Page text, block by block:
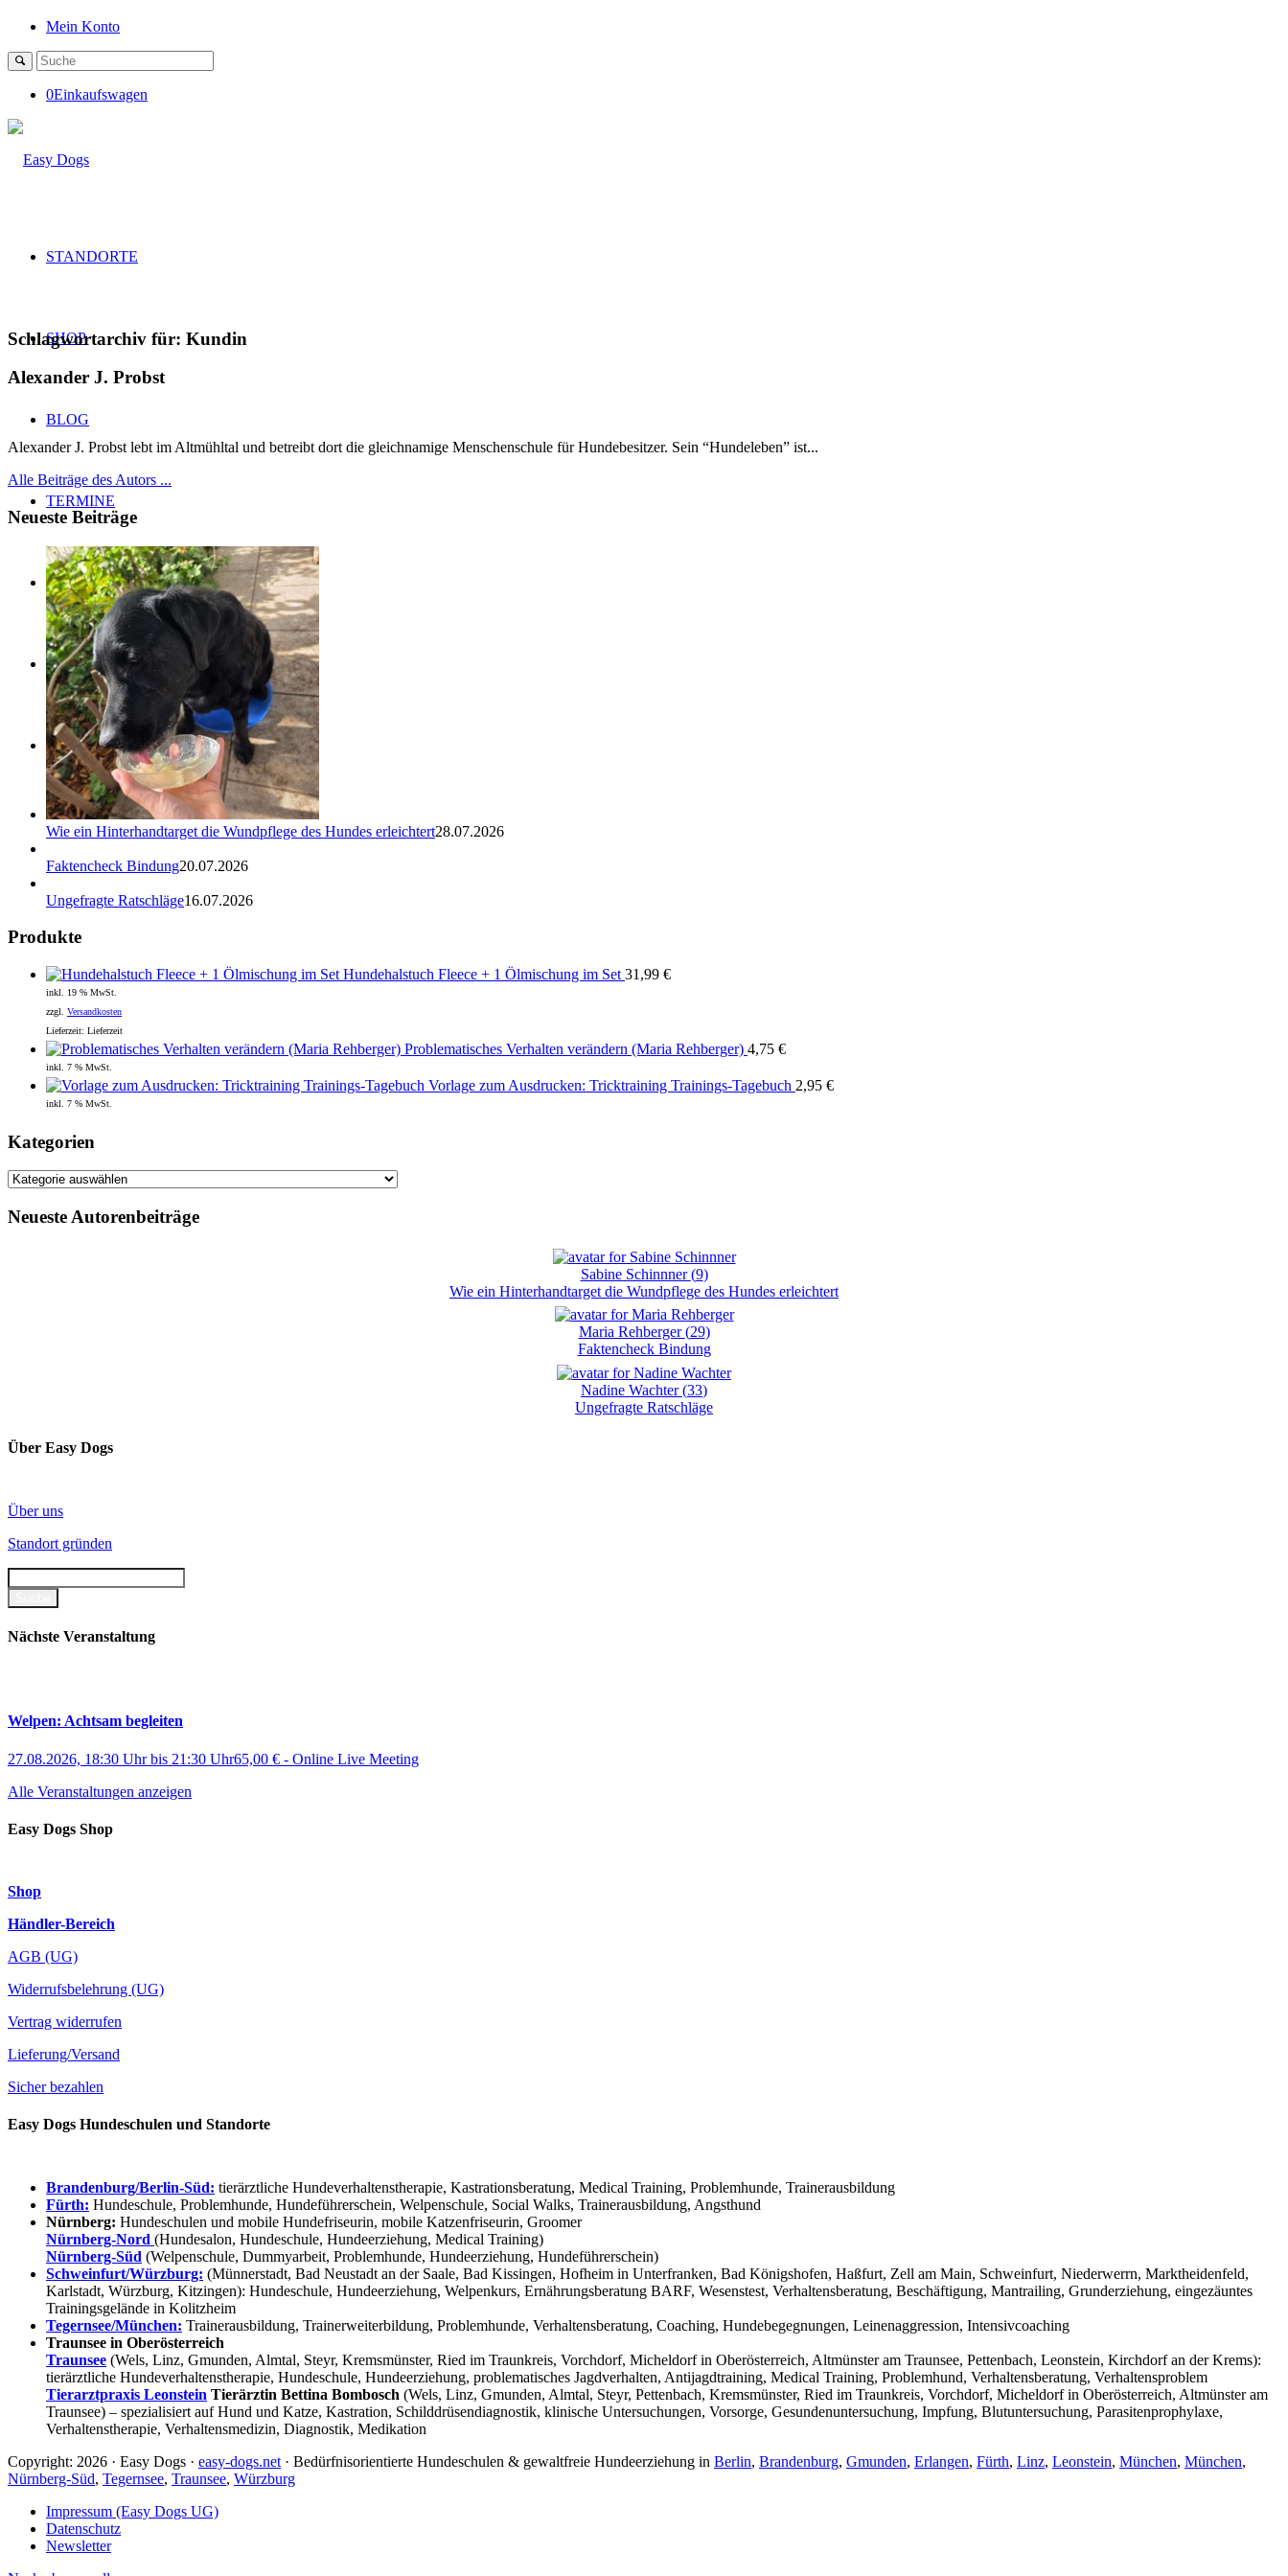
Mein Konto
0Einkaufswagen
STANDORTE
SHOP
BLOG
TERMINE
ÜBER UNS
Suche
Menü Menü
Schlagwortarchiv für: Kundin
Alexander J. Probst
Alexander J. Probst lebt im Altmühltal und betreibt dort die gleichnamige Menschenschule für Hundebesitzer. Sein “Hundeleben” ist...
Alle Beiträge des Autors ...
Neueste Beiträge
Wie ein Hinterhandtarget die Wundpflege des Hundes erleichtert28.07.2026
Faktencheck Bindung20.07.2026
Ungefragte Ratschläge16.07.2026
Produkte
Hundehalstuch Fleece + 1 Ölmischung im Set 31,99 €
inkl. 19 % MwSt.
zzgl. Versandkosten
Lieferzeit: Lieferzeit
Problematisches Verhalten verändern (Maria Rehberger) 4,75 €
inkl. 7 % MwSt.
Vorlage zum Ausdrucken: Tricktraining Trainings-Tagebuch 2,95 €
inkl. 7 % MwSt.
Kategorien
Kategorien
Neueste Autorenbeiträge
Sabine Schinnner(9)
Wie ein Hinterhandtarget die Wundpflege des Hundes erleichtert
Maria Rehberger(29)
Faktencheck Bindung
Nadine Wachter(33)
Ungefragte Ratschläge
Über Easy Dogs
Über uns
Standort gründen
Nächste Veranstaltung
Welpen: Achtsam begleiten
27.08.2026, 18:30 Uhrbis 21:30 Uhr65,00 € - Online Live Meeting
Alle Veranstaltungen anzeigen
Easy Dogs Shop
Shop
Händler-Bereich
AGB (UG)
Widerrufsbelehrung (UG)
Vertrag widerrufen
Lieferung/Versand
Sicher bezahlen
Easy Dogs Hundeschulen und Standorte
Brandenburg/Berlin-Süd: tierärztliche Hundeverhaltenstherapie, Kastrationsberatung, Medical Training, Problemhunde, Trainerausbildung
Fürth: Hundeschule, Problemhunde, Hundeführerschein, Welpenschule, Social Walks, Trainerausbildung, Angsthund
Nürnberg: Hundeschulen und mobile Hundefriseurin, mobile Katzenfriseurin, Groomer
Nürnberg-Nord (Hundesalon, Hundeschule, Hundeerziehung, Medical Training)
Nürnberg-Süd (Welpenschule, Dummyarbeit, Problemhunde, Hundeerziehung, Hundeführerschein)
Schweinfurt/Würzburg: (Münnerstadt, Bad Neustadt an der Saale, Bad Kissingen, Hofheim in Unterfranken, Bad Königshofen, Haßfurt, Zell am Main, Schweinfurt, Niederwerrn, Marktheidenfeld,
Karlstadt, Würzburg, Kitzingen): Hundeschule, Hundeerziehung, Welpenkurs, Ernährungsberatung BARF, Wesenstest, Verhaltensberatung, Beschäftigung, Mantrailing, Grunderziehung, eingezäuntes
Trainingsgelände in Kolitzheim
Tegernsee/München: Trainerausbildung, Trainerweiterbildung, Problemhunde, Verhaltensberatung, Coaching, Hundebegegnungen, Leinenaggression, Intensivcoaching
Traunsee in Oberösterreich
Traunsee (Wels, Linz, Gmunden, Almtal, Steyr, Kremsmünster, Ried im Traunkreis, Vorchdorf, Micheldorf in Oberösterreich, Altmünster am Traunsee, Pettenbach, Leonstein, Kirchdorf an der Krems):
tierärztliche Hundeverhaltenstherapie, Hundeschule, Hundeerziehung, problematisches Jagdverhalten, Antijagdtraining, Medical Training, Problemhund, Verhaltensberatung, Verhaltensproblem
Tierarztpraxis Leonstein Tierärztin Bettina Bombosch (Wels, Linz, Gmunden, Almtal, Steyr, Pettenbach, Kremsmünster, Ried im Traunkreis, Vorchdorf, Micheldorf in Oberösterreich, Altmünster am
Traunsee) – spezialisiert auf Hund und Katze, Kastration, Schilddrüsendiagnostik, klinische Untersuchungen, Vorsorge, Gesundenuntersuchung, Impfung, Blutuntersuchung, Parasitenprophylaxe,
Verhaltenstherapie, Verhaltensmedizin, Diagnostik, Medikation
Copyright: 2026 · Easy Dogs · easy-dogs.net · Bedürfnisorientierte Hundeschulen & gewaltfreie Hundeerziehung in Berlin, Brandenburg, Gmunden, Erlangen, Fürth, Linz, Leonstein, München, München,
Nürnberg-Süd, Tegernsee, Traunsee, Würzburg
Impressum (Easy Dogs UG)
Datenschutz
Newsletter